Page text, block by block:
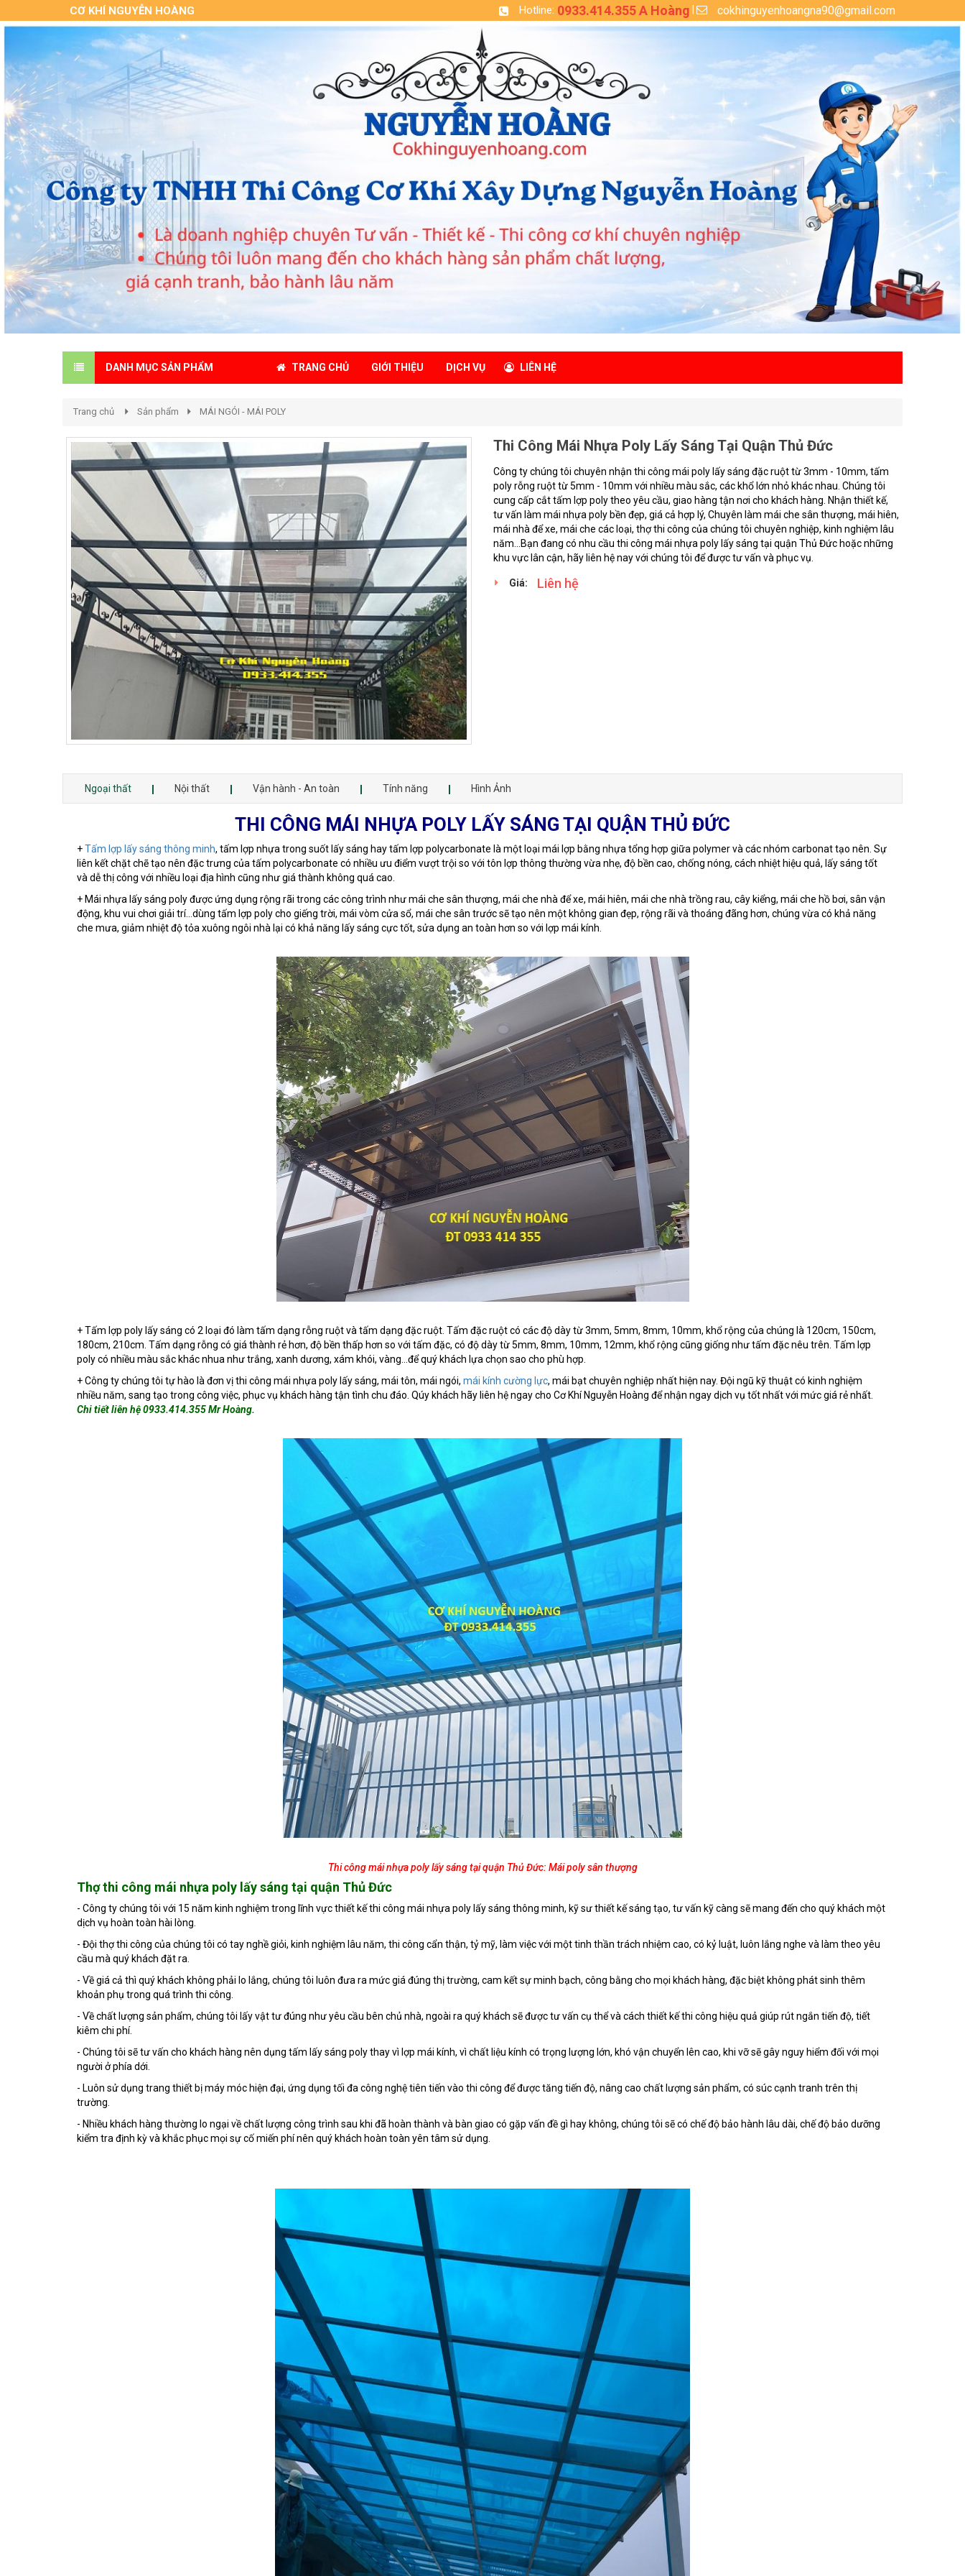
CƠ KHÍ NGUYỄN HOÀNG Hotline: 0933.414.355 A Hoàng cokhinguyenhoangna90@gmail.com
DANH MỤC SẢN PHẨM TRANG CHỦ GIỚI THIỆU DỊCH VỤ LIÊN HỆ
Trang chủ Sản phẩm MÁI NGÓI - MÁI POLY
Thi Công Mái Nhựa Poly Lấy Sáng Tại Quận Thủ Đức
Công ty chúng tôi chuyên nhận thi công mái poly lấy sáng đặc ruột từ 3mm - 10mm, tấm
poly rỗng ruột từ 5mm - 10mm với nhiều màu sắc, các khổ lớn nhỏ khác nhau. Chúng tôi
cung cấp cắt tấm lợp poly theo yêu cầu, giao hàng tận nơi cho khách hàng. Nhận thiết kế,
tư vấn làm mái nhựa poly bền đẹp, giá cả hợp lý, Chuyên làm mái che sân thượng, mái hiên,
mái nhà để xe, mái che các loại, thợ thi công của chúng tôi chuyên nghiệp, kinh nghiệm lâu
năm...Bạn đang có nhu cầu thi công mái nhựa poly lấy sáng tại quận Thủ Đức hoặc những
khu vực lân cận, hãy liên hệ nay với chúng tôi để được tư vấn và phục vụ.
Giá: Liên hệ
Ngoại thất Nội thất Vận hành - An toàn Tính năng Hình Ảnh
THI CÔNG MÁI NHỰA POLY LẤY SÁNG TẠI QUẬN THỦ ĐỨC
+Tấm lợp lấy sáng thông minh, tấm lợp nhựa trong suốt lấy sáng hay tấm lợp polycarbonate là một loại mái lợp bằng nhựa tổng hợp giữa polymer và các nhóm carbonat tạo nên. Sự
liên kết chặt chẽ tạo nên đặc trưng của tấm polycarbonate có nhiều ưu điểm vượt trội so với tôn lợp thông thường vừa nhẹ, độ bền cao, chống nóng, cách nhiệt hiệu quả, lấy sáng tốt
và dễ thị công với nhiều loại địa hình cũng như giá thành không quá cao.
+ Mái nhựa lấy sáng poly được ứng dụng rộng rãi trong các công trình như mái che sân thượng, mái che nhà để xe, mái hiên, mái che nhà trồng rau, cây kiểng, mái che hồ bơi, sân vận
động, khu vui chơi giải trí...dùng tấm lợp poly cho giếng trời, mái vòm cửa sổ, mái che sân trước sẽ tạo nên một không gian đẹp, rộng rãi và thoáng đãng hơn, chúng vừa có khả năng
che mưa, giảm nhiệt độ tỏa xuông ngôi nhà lại có khả năng lấy sáng cực tốt, sửa dụng an toàn hơn so với lợp mái kính.
+ Tấm lợp poly lấy sáng có 2 loại đó làm tấm dạng rỗng ruột và tấm dạng đặc ruột. Tấm đặc ruột có các độ dày từ 3mm, 5mm, 8mm, 10mm, khổ rộng của chúng là 120cm, 150cm,
180cm, 210cm. Tấm dạng rỗng có giá thành rẻ hơn, độ bền thấp hơn so với tấm đặc, có độ dày từ 5mm, 8mm, 10mm, 12mm, khổ rộng cũng giống như tấm đặc nêu trên. Tấm lợp
poly có nhiều màu sắc khác nhua như trắng, xanh dương, xám khói, vàng...để quý khách lựa chọn sao cho phù hợp.
+ Công ty chúng tôi tự hào là đơn vị thi công mái nhựa poly lấy sáng, mái tôn, mái ngói, mái kính cường lực, mái bạt chuyên nghiệp nhất hiện nay. Đội ngũ kỹ thuật có kinh nghiệm
nhiều năm, sang tạo trong công việc, phục vụ khách hàng tận tình chu đáo. Qúy khách hãy liên hệ ngay cho Cơ Khí Nguyễn Hoàng để nhận ngay dịch vụ tốt nhất với mức giá rẻ nhất.
Chi tiết liên hệ 0933.414.355 Mr Hoàng.
Thi công mái nhựa poly lấy sáng tại quận Thủ Đức: Mái poly sân thượng
Thợ thi công mái nhựa poly lấy sáng tại quận Thủ Đức
- Công ty chúng tôi với 15 năm kinh nghiệm trong lĩnh vực thiết kế thi công mái nhựa poly lấy sáng thông minh, kỹ sư thiết kế sáng tạo, tư vấn kỹ càng sẽ mang đến cho quý khách một
dịch vụ hoàn toàn hài lòng.
- Đội thợ thi công của chúng tôi có tay nghề giỏi, kinh nghiệm lâu năm, thi công cẩn thận, tỷ mỹ, làm việc với một tinh thần trách nhiệm cao, có kỷ luật, luôn lắng nghe và làm theo yêu
cầu mà quý khách đặt ra.
- Về giá cả thì quý khách không phải lo lắng, chúng tôi luôn đưa ra mức giá đúng thị trường, cam kết sự minh bạch, công bằng cho mọi khách hàng, đặc biệt không phát sinh thêm
khoản phụ trong quá trình thi công.
- Về chất lượng sản phẩm, chúng tôi lấy vật tư đúng như yêu cầu bên chủ nhà, ngoài ra quý khách sẽ được tư vấn cụ thể và cách thiết kế thi công hiệu quả giúp rút ngắn tiến độ, tiết
kiêm chi phí.
- Chúng tôi sẽ tư vấn cho khách hàng nên dụng tấm lấy sáng poly thay vì lợp mái kính, vì chất liệu kính có trọng lượng lớn, khó vận chuyển lên cao, khi vỡ sẽ gây nguy hiểm đối với mọi
người ở phía dới.
- Luôn sử dụng trang thiết bị máy móc hiện đại, ứng dụng tối đa công nghệ tiên tiến vào thi công để được tăng tiến độ, nâng cao chất lượng sản phẩm, có súc cạnh tranh trên thị
trường.
- Nhiều khách hàng thường lo ngại về chất lượng công trình sau khi đã hoàn thành và bàn giao có gặp vấn đề gì hay không, chúng tôi sẽ có chế độ bảo hành lâu dài, chế độ bảo dưỡng
kiểm tra định kỳ và khắc phục mọi sự cố miến phí nên quý khách hoàn toàn yên tâm sử dụng.